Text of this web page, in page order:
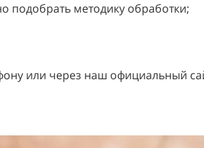
подобрать методику обработки;
или через наш официальный